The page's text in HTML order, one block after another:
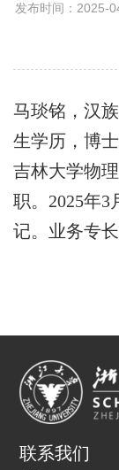
发布时间：2025-
马琰铭，汉
生学历，博
吉林大学物
职。2025年3
记。业务专
联系我们